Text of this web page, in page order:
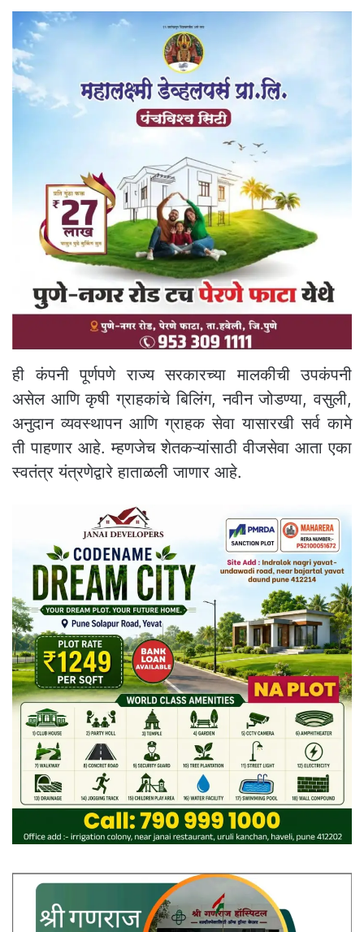
ही कंपनी पूर्णपणे राज्य सरकारच्या मालकीची उपकंपनी
असेल आणि कृषी ग्राहकांचे बिलिंग, नवीन जोडण्या, वसुली,
अनुदान व्यवस्थापन आणि ग्राहक सेवा यासारखी सर्व कामे
ती पाहणार आहे. म्हणजेच शेतकऱ्यांसाठी वीजसेवा आता एका
स्वतंत्र यंत्रणेद्वारे हाताळली जाणार आहे.